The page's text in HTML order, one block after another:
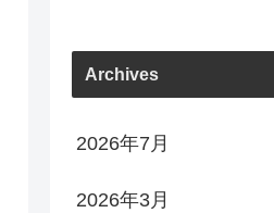
Archives
2026年7月
2026年3月